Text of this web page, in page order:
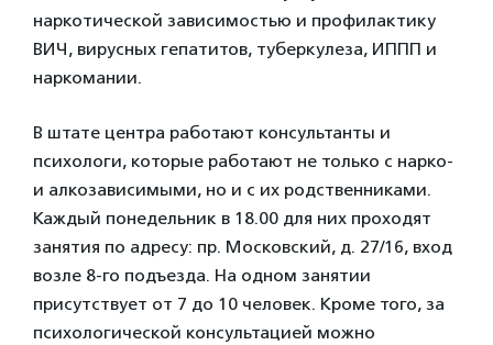
наркотической зависимостью и профилактику
ВИЧ, вирусных гепатитов, туберкулеза, ИППП и
наркомании.
В штате центра работают консультанты и
психологи, которые работают не только с нарко-
и алкозависимыми, но и с их родственниками.
Каждый понедельник в 18.00 для них проходят
занятия по адресу: пр. Московский, д. 27/16, вход
возле 8-го подъезда. На одном занятии
присутствует от 7 до 10 человек. Кроме того, за
психологической консультацией можно